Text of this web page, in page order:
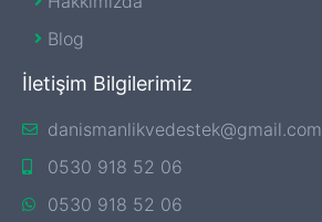
Blog
İletişim Bilgilerimiz
danismanlikvedestek@gmail.com
0530 918 52 06
0530 918 52 06